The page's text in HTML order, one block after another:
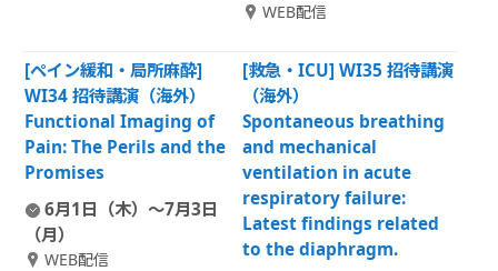
WEB配信
[ペイン緩和・局所麻酔]
WI34 招待講演（海外）
Functional Imaging of
Pain: The Perils and the
Promises
6月1日（木）～7月3日
（月）
WEB配信
[救急・ICU] WI35 招待講演
（海外）
Spontaneous breathing
and mechanical
ventilation in acute
respiratory failure:
Latest findings related
to the diaphragm.